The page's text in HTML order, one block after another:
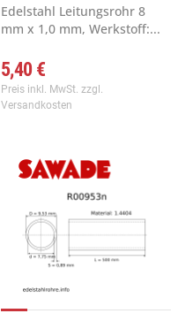
Edelstahl Leitungsrohr 8
mm x 1,0 mm, Werkstoff:...
5,40 €
Preis inkl. MwSt. zzgl.
Versandkosten